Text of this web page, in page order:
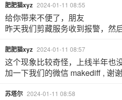
肥肥猫xyz 2024-01-11 08:55
给你带来不便了，朋友
昨天我们剪藏服务收到报警，然
肥肥猫xyz 2024-01-11 08:57
这个现象比较奇怪，上线半年也
加一下我们的微信 makediff , 谢谢
苏塔尔 2024-01-11 08:58